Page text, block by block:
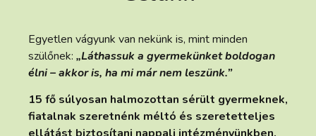
Egyetlen vágyunk van nekünk is, mint minden
szülőnek: „Láthassuk a gyermekünket boldogan
élni – akkor is, ha mi már nem leszünk.”
15 fő súlyosan halmozottan sérült gyermeknek,
fiatalnak szeretnénk méltó és szeretetteljes